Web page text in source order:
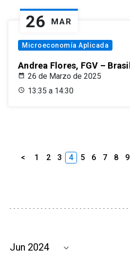
26 MAR
Microeconomía Aplicada
Andrea Flores, FGV – Brasil
26 de Marzo de 2025
13:35 a 14:30
< 1 2 3 4 5 6 7 8 9